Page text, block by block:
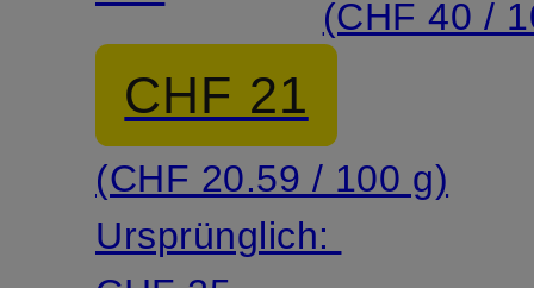
KIT
CHF 21
(CHF 20.59 / 100 g)
Ursprünglich:
(CHF 40 /